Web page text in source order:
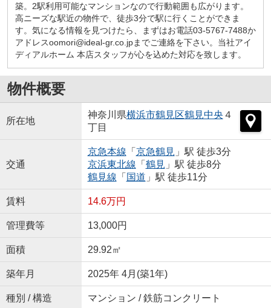
築。2駅利用可能なマンションなので行動範囲も広がります。
高ニーズな駅近の物件で、徒歩3分で駅に行くことができま
す。気になる情報を見つけたら、まずはお電話03-5767-7488か
アドレスoomori@ideal-gr.co.jpまでご連絡を下さい。当社アイ
ディアルホーム 本店スタッフが心を込めた対応を致します。
物件概要
所在地
神奈川県横浜市鶴見区鶴見中央 ４
丁目
交通
京急本線 「 京急鶴見 」駅 徒歩3分
京浜東北線 「 鶴見 」駅 徒歩8分
鶴見線 「 国道 」駅 徒歩11分
賃料 14.6万円
管理費等 13,000円
面積 29.92㎡
築年月 2025年 4月(築1年)
種別 / 構造 マンション / 鉄筋コンクリート